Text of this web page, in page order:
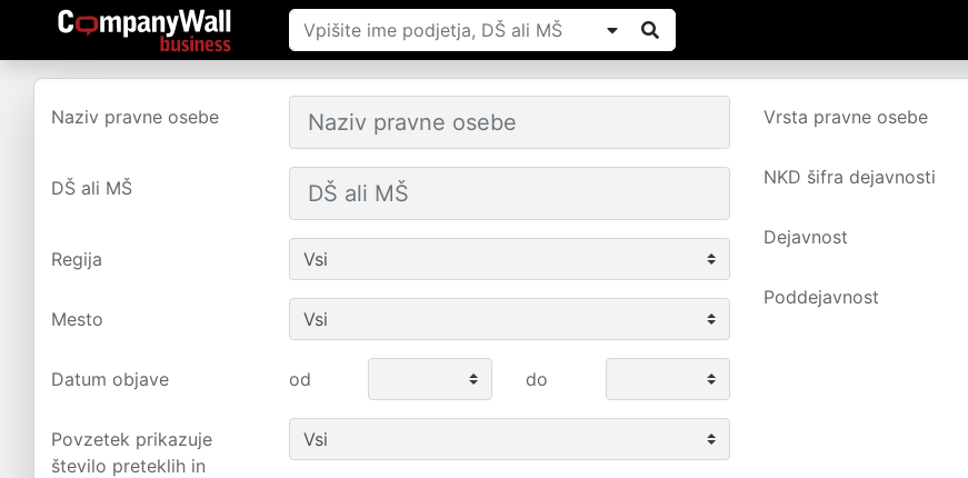
Naziv pravne osebe
DŠ ali MŠ
Regija
Mesto
Vrsta pravne osebe
NKD šifra dejavnosti
Dejavnost
Poddejavnost
Datum objave od do
Povzetek prikazuje
število preteklih in